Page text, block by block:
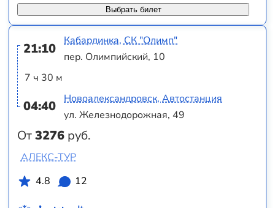
Выбрать билет
21:10
7 ч 30 м
04:40
От3276 руб.
Кабардинка, СК "Олимп"
пер. Олимпийский, 10
Новоалександровск, Автостанция
ул. Железнодорожная, 49
АЛЕКС-ТУР
4.8
12